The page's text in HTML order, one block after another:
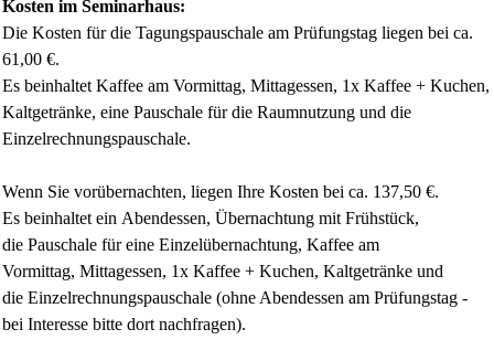
Kosten im Seminarhaus:
Die Kosten für die Tagungspauschale am Prüfungstag liegen bei ca.
61,00 €.
Es beinhaltet Kaffee am Vormittag, Mittagessen, 1x Kaffee + Kuchen,
Kaltgetränke, eine Pauschale für die Raumnutzung und die
Einzelrechnungspauschale.
Wenn Sie vorübernachten, liegen Ihre Kosten bei ca. 137,50 €.
Es beinhaltet ein Abendessen, Übernachtung mit Frühstück,
die Pauschale für eine Einzelübernachtung, Kaffee am
Vormittag, Mittagessen, 1x Kaffee + Kuchen, Kaltgetränke und
die Einzelrechnungspauschale (ohne Abendessen am Prüfungstag -
bei Interesse bitte dort nachfragen).